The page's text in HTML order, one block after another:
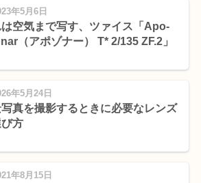
年5月6日
は空気まで写す、ツァイス「Apo-
（アポゾナー） T* 2/135 ZF.2」
年5月24日
真を撮影するときに必要なレンズ
方
年8月15日